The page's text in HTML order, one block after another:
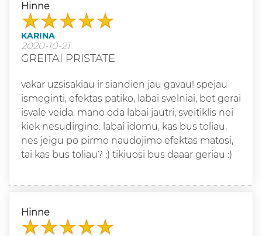
Hinne
KARINA
2020-10-21
GREITAI PRISTATE
vakar uzsisakiau ir siandien jau gavau! spejau
ismeginti, efektas patiko, labai svelniai, bet gerai
isvale veida. mano oda labai jautri, sveitiklis nei
kiek nesudirgino. labai idomu, kas bus toliau,
nes jeigu po pirmo naudojimo efektas matosi,
tai kas bus toliau? :) tikiuosi bus daaar geriau :)
Hinne